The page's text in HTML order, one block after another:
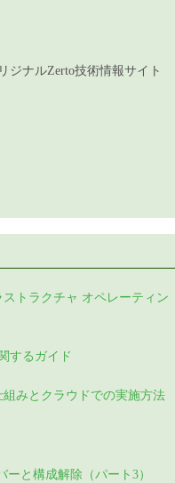
ジナルZerto技術情報サイト
トラクチャ オペレーティン
するガイド
みとクラウドでの実施方法
ーと構成解除（パート3）